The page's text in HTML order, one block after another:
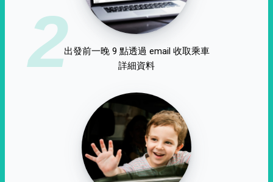
2出發前一晚 9 點透過 email 收取乘車
詳細資料